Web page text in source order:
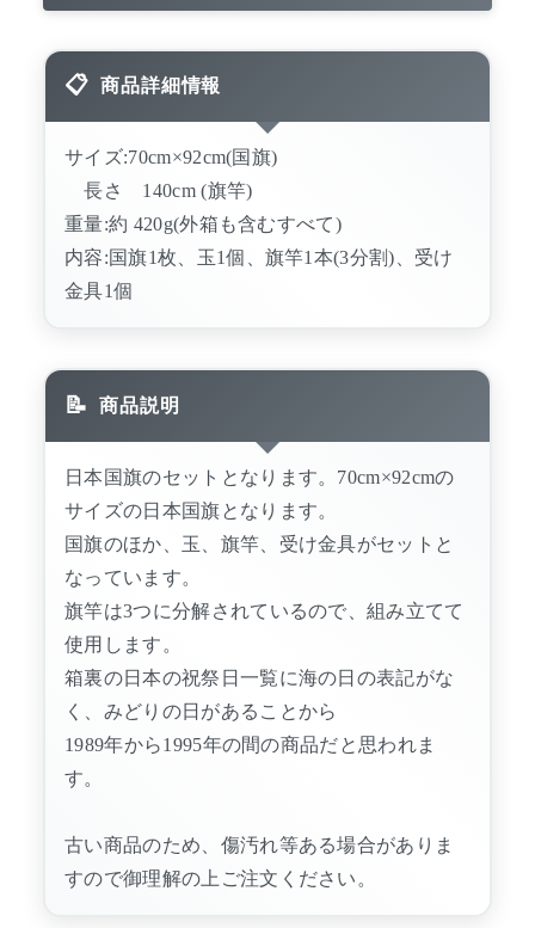
商品詳細情報
サイズ:70cm×92cm(国旗)
長さ 140cm (旗竿)
重量:約 420g(外箱も含むすべて)
内容:国旗1枚、玉1個、旗竿1本(3分割)、受け
金具1個
商品説明
日本国旗のセットとなります。70cm×92cmの
サイズの日本国旗となります。
国旗のほか、玉、旗竿、受け金具がセットと
なっています。
旗竿は3つに分解されているので、組み立てて
使用します。
箱裏の日本の祝祭日一覧に海の日の表記がな
く、みどりの日があることから
1989年から1995年の間の商品だと思われま
す。
古い商品のため、傷汚れ等ある場合がありま
すので御理解の上ご注文ください。